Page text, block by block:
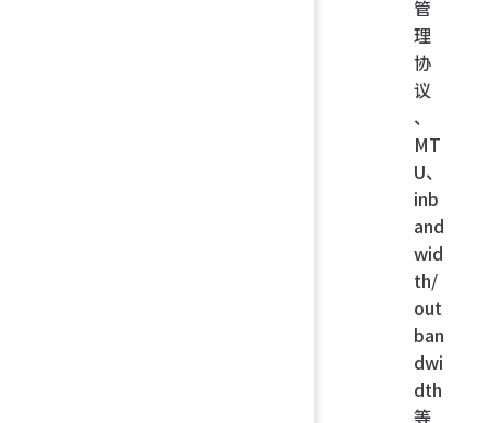
管
理
协
议
、
MT
U、
inb
and
wid
th/
out
ban
dwi
dth
等